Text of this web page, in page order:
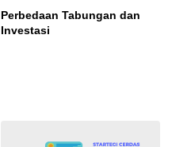
Perbedaan Tabungan dan
Investasi